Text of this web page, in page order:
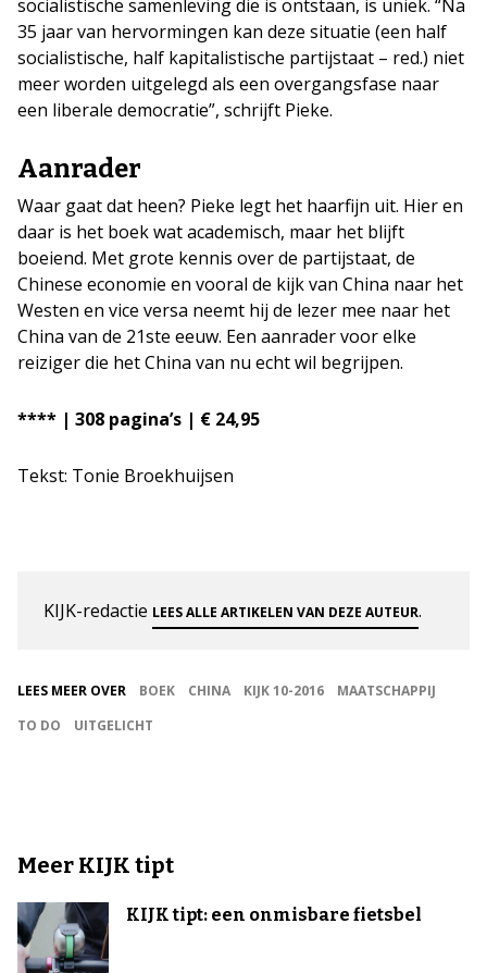
socialistische samenleving die is ontstaan, is uniek. “Na
35 jaar van hervormingen kan deze situatie (een half
socialistische, half kapitalistische partijstaat – red.) niet
meer worden uitgelegd als een overgangsfase naar
een liberale democratie”, schrijft Pieke.
Aanrader
Waar gaat dat heen? Pieke legt het haarfijn uit. Hier en
daar is het boek wat academisch, maar het blijft
boeiend. Met grote kennis over de partijstaat, de
Chinese economie en vooral de kijk van China naar het
Westen en vice versa neemt hij de lezer mee naar het
China van de 21ste eeuw. Een aanrader voor elke
reiziger die het China van nu echt wil begrijpen.
**** | 308 pagina’s | € 24,95
Tekst: Tonie Broekhuijsen
KIJK-redactie LEES ALLE ARTIKELEN VAN DEZE AUTEUR.
LEES MEER OVER BOEK CHINA KIJK 10-2016
MAATSCHAPPIJ
TO DO
UITGELICHT
Meer KIJK tipt
KIJK tipt: een onmisbare fietsbel